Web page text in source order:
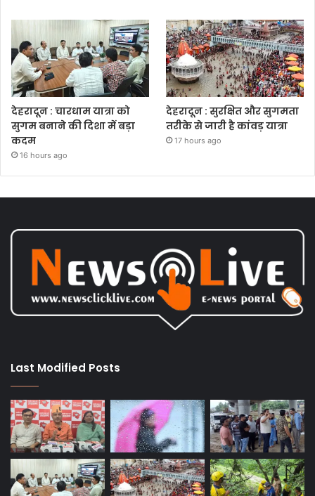
देहरादून : चारधाम यात्रा को
सुगम बनाने की दिशा में बड़ा
कदम
16 hours ago
देहरादून : सुरक्षित और सुगमता
तरीके से जारी है कांवड़ यात्रा
17 hours ago
Last Modified Posts